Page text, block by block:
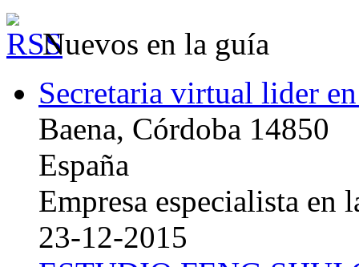
Nuevos en la guía
Secretaria virtual lider
Baena, Córdoba 14850
España
Empresa especialista en
23-12-2015